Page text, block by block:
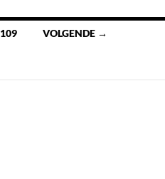
109 VOLGENDE →